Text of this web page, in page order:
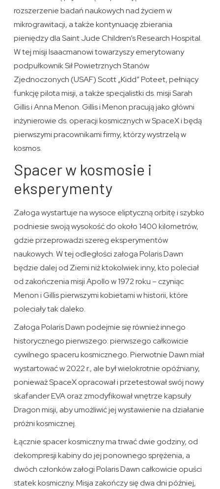
rozszerzenie badań naukowych nad życiem w
mikrograwitacji, a także kontynuację zbierania
pieniędzy dla Saint Jude Children’s Research Hospital.
W tej misji Isaacmanowi towarzyszy emerytowany
podpułkownik Sił Powietrznych Stanów
Zjednoczonych (USAF) Scott „Kidd” Poteet, pełniący
funkcję pilota misji, a także specjalistki ds. misji Sarah
Gillis i Anna Menon. Gillis i Menon pracują jako główni
inżynierowie ds. operacji kosmicznych w SpaceX i będą
pierwszymi pracownikami firmy, którzy wystrzelą w
kosmos.
Spacer w kosmosie i
eksperymenty
Załoga wystartuje na wysoce eliptyczną orbitę i szybko
podniesie swoją wysokość do około 1400 kilometrów,
gdzie przeprowadzi szereg eksperymentów
naukowych. W tej odległości załoga Polaris Dawn
będzie dalej od Ziemi niż ktokolwiek inny, kto poleciał
od zakończenia misji Apollo w 1972 roku – czyniąc
Menon i Gillis pierwszymi kobietami w historii, które
poleciały tak daleko.
Załoga Polaris Dawn podejmie się również innego
historycznego pierwszego: pierwszego całkowicie
cywilnego spaceru kosmicznego. Pierwotnie Dawn miał
wystartować w 2022 r., ale był wielokrotnie opóźniany,
ponieważ SpaceX opracował i przetestował swój nowy
skafander EVA oraz zmodyfikował wnętrze kapsuły
Dragon misji, aby umożliwić jej wystawienie na działanie
próżni kosmicznej.
Łącznie spacer kosmiczny ma trwać dwie godziny, od
dekompresji kabiny do jej ponownego sprężenia, a
dwóch członków załogi Polaris Dawn całkowicie opuści
statek kosmiczny. Misja zakończy się dwa dni później,